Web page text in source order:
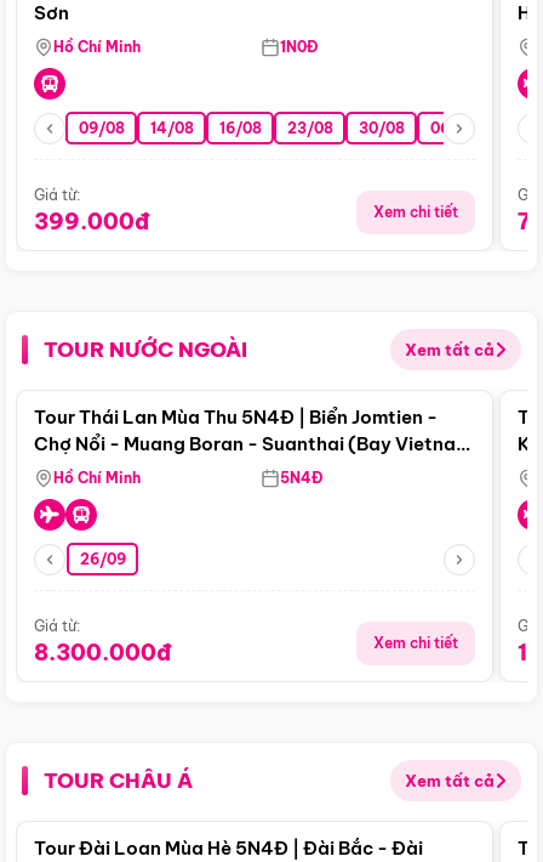
Sơn
Hồ Chí Minh 1N0Đ
09/08 14/08 16/08 23/08 30/08 06/09 13/09
Giá từ:
399.000đ Xem chi tiết
TOUR NƯỚC NGOÀI Xem tất cả
Điểm nổi bật
Tour Thái Lan Mùa Thu 5N4Đ | Biển Jomtien -
Chợ Nổi - Muang Boran - Suanthai (Bay Vietnam
Airlines)
Hồ Chí Minh 5N4Đ
26/09
Giá từ:
8.300.000đ Xem chi tiết
TOUR CHÂU Á Xem tất cả
Điểm nổi bật
Tour Đài Loan Mùa Hè 5N4Đ | Đài Bắc - Đài